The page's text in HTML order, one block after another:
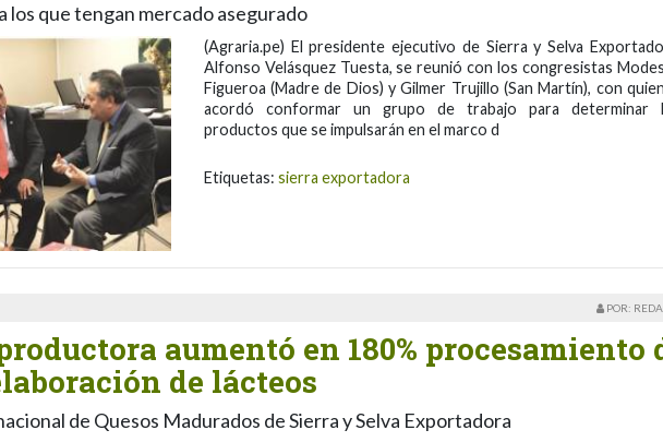
los que tengan mercado asegurado
(Agraria.pe) El presidente ejecutivo de Sierra y Selva
Alfonso Velásquez Tuesta, se reunió con los congresistas
Figueroa (Madre de Dios) y Gilmer Trujillo (San Martín), con
acordó conformar un grupo de trabajo para determinar
productos que se impulsarán en el marco d
Etiquetas: sierra exportadora
POR:
aumentó en 180% procesamiento
de lácteos
de Quesos Madurados de Sierra y Selva Exportadora